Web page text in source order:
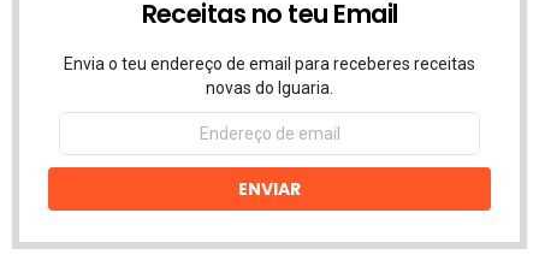
Receitas no teu Email
Envia o teu endereço de email para receberes receitas
novas do Iguaria.
Endereço
email
ENVIAR